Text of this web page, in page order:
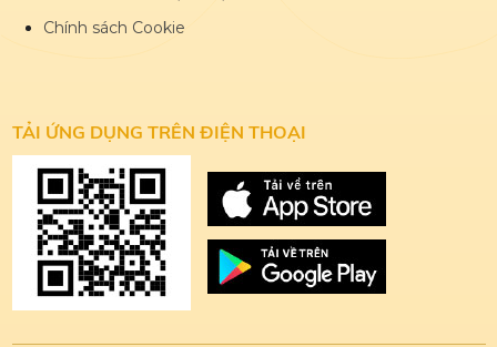
Chính sách Cookie
TẢI ỨNG DỤNG TRÊN ĐIỆN THOẠI